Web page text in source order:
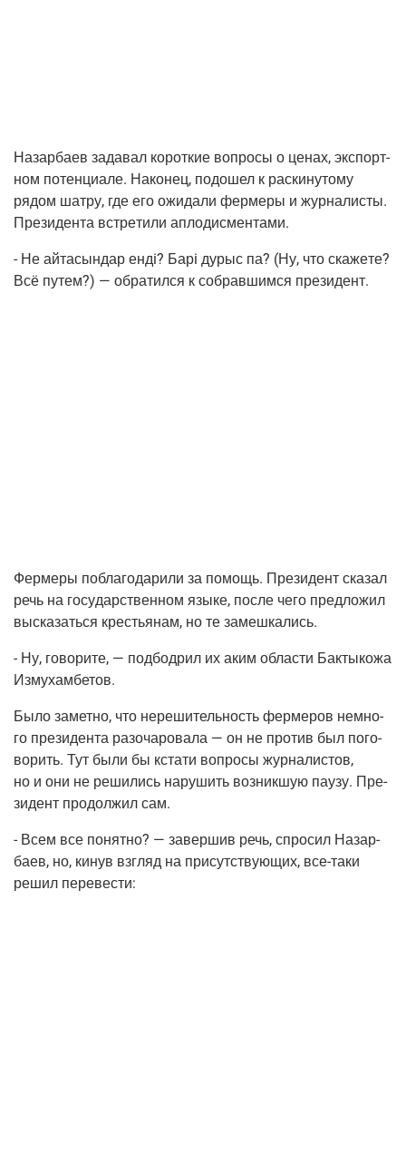
Назар­ба­ев зада­вал корот­кие вопро­сы о ценах, экс­порт­
ном потен­ци­а­ле. Нако­нец, подо­шел к рас­ки­ну­то­му
рядом шат­ру, где его ожи­да­ли фер­ме­ры и жур­на­ли­сты.
Пре­зи­ден­та встре­ти­ли аплодисментами.
- Не айта­сын­дар ендi? Барi дурыс па? (Ну, что ска­же­те?
Всё путем?) — обра­тил­ся к собрав­шим­ся президент.
Фер­ме­ры побла­го­да­ри­ли за помощь. Пре­зи­дент ска­зал
речь на госу­дар­ствен­ном язы­ке, после чего пред­ло­жил
выска­зать­ся кре­стья­нам, но те замешкались.
- Ну, гово­ри­те, — под­бод­рил их аким обла­сти Бак­ты­ко­жа
Измухамбетов.
Было замет­но, что нере­ши­тель­ность фер­ме­ров немно­
го пре­зи­ден­та разо­ча­ро­ва­ла — он не про­тив был пого­
во­рить. Тут были бы кста­ти вопро­сы жур­на­ли­стов,
но и они не реши­лись нару­шить воз­ник­шую пау­зу. Пре­
зи­дент про­дол­жил сам.
- Всем все понят­но? — завер­шив речь, спро­сил Назар­
ба­ев, но, кинув взгляд на при­сут­ству­ю­щих, все-таки
решил перевести: